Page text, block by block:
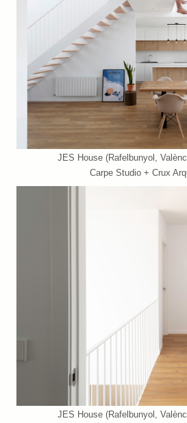
JES House (Rafelbunyol,
Carpe Studio + Crux
JES House (Rafelbunyol,